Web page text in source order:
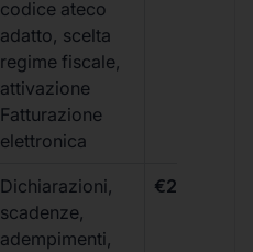
codice ateco
adatto, scelta
regime fiscale,
attivazione
Fatturazione
elettronica
Dichiarazioni,
scadenze,
adempimenti,
€264 +